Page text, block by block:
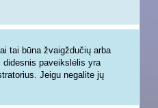
tai būna žvaigždučių arba
paveikslėlis yra
Jeigu negalite jų